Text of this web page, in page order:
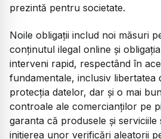
prezintă pentru societate.
Noile obligaţii includ noi măsuri
conţinutul ilegal online şi
interveni rapid, respectând în
fundamentale, inclusiv libertatea
protecţia datelor, dar şi o mai
controale ale comercianţilor pe
garanta că produsele şi
iniţierea unor verificări aleatorii